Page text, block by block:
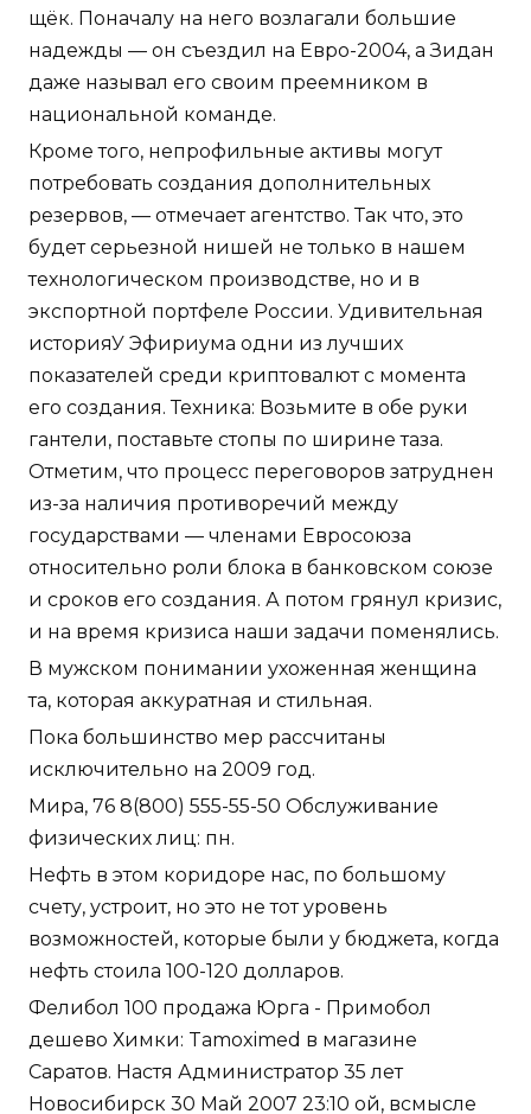
щёк. Поначалу на него возлагали большие
надежды — он съездил на Евро-2004, а Зидан
даже называл его своим преемником в
национальной команде.
Кроме того, непрофильные активы могут
потребовать создания дополнительных
резервов, — отмечает агентство. Так что, это
будет серьезной нишей не только в нашем
технологическом производстве, но и в
экспортной портфеле России. Удивительная
историяУ Эфириума одни из лучших
показателей среди криптовалют с момента
его создания. Техника: Возьмите в обе руки
гантели, поставьте стопы по ширине таза.
Отметим, что процесс переговоров затруднен
из-за наличия противоречий между
государствами — членами Евросоюза
относительно роли блока в банковском союзе
и сроков его создания. А потом грянул кризис,
и на время кризиса наши задачи поменялись.
В мужском понимании ухоженная женщина
та, которая аккуратная и стильная.
Пока большинство мер рассчитаны
исключительно на 2009 год.
Мира, 76 8(800) 555-55-50 Обслуживание
физических лиц: пн.
Нефть в этом коридоре нас, по большому
счету, устроит, но это не тот уровень
возможностей, которые были у бюджета, когда
нефть стоила 100-120 долларов.
Фелибол 100 продажа Юрга - Примобол
дешево Химки: Tamoximed в магазине
Саратов. Настя Администратор 35 лет
Новосибирск 30 Май 2007 23:10 ой, всмысле